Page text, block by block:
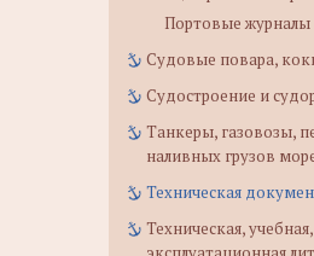
Портовые журналы
Судовые повара,
Судостроение и
Танкеры, газовозы,
наливных грузов
Техническая
Техническая,